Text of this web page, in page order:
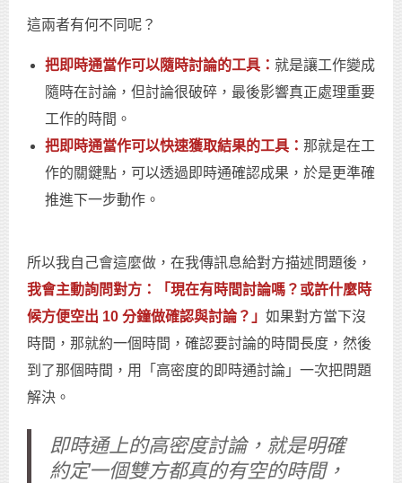
這兩者有何不同呢？
把即時通當作可以隨時討論的工具： 就是讓工作變成
隨時在討論，但討論很破碎，最後影響真正處理重要
工作的時間。
把即時通當作可以快速獲取結果的工具： 那就是在工
作的關鍵點，可以透過即時通確認成果，於是更準確
推進下一步動作。
所以我自己會這麼做，在我傳訊息給對方描述問題後，
我會主動詢問對方：「現在有時間討論嗎？或許什麼時
候方便空出 10 分鐘做確認與討論？」 如果對方當下沒
時間，那就約一個時間，確認要討論的時間長度，然後
到了那個時間，用「高密度的即時通討論」一次把問題
解決。
即時通上的高密度討論，就是明確
約定一個雙方都真的有空的時間，